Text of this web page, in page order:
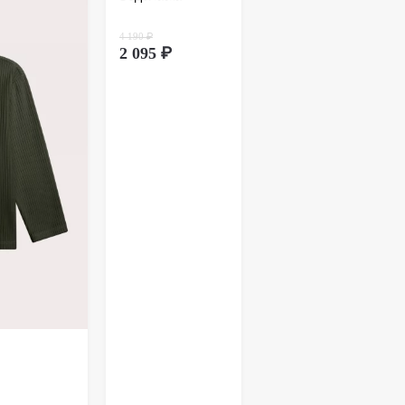
почтой России. Более подробно
4 190 ₽
2 095 ₽